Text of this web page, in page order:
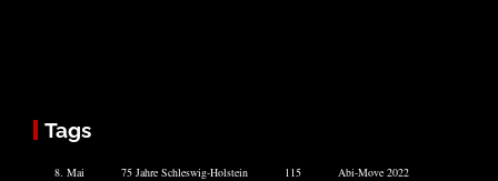
Tags
8. Mai 75 Jahre Schleswig-Holstein 115 Abi-Move 2022